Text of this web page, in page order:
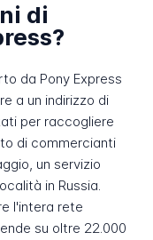
di
da Pony Express
a un indirizzo di
per raccogliere
di commercianti
un servizio
in Russia.
l'intera rete
su oltre 22.000